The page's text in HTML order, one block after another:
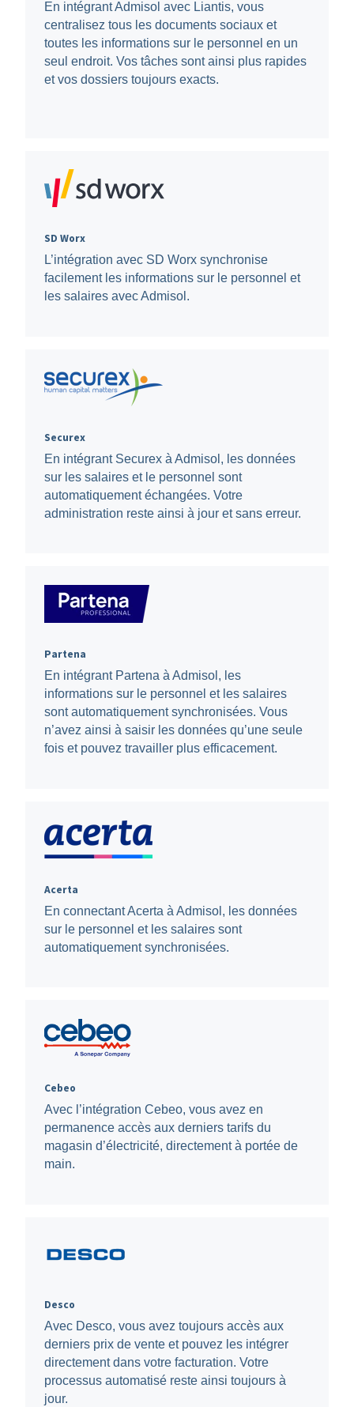
En intégrant Admisol avec Liantis, vous
centralisez tous les documents sociaux et
toutes les informations sur le personnel en un
seul endroit. Vos tâches sont ainsi plus rapides
et vos dossiers toujours exacts.
SD Worx
L’intégration avec SD Worx synchronise
facilement les informations sur le personnel et
les salaires avec Admisol.
Securex
En intégrant Securex à Admisol, les données
sur les salaires et le personnel sont
automatiquement échangées. Votre
administration reste ainsi à jour et sans erreur.
Partena
En intégrant Partena à Admisol, les
informations sur le personnel et les salaires
sont automatiquement synchronisées. Vous
n’avez ainsi à saisir les données qu’une seule
fois et pouvez travailler plus efficacement.
Acerta
En connectant Acerta à Admisol, les données
sur le personnel et les salaires sont
automatiquement synchronisées.
Cebeo
Avec l’intégration Cebeo, vous avez en
permanence accès aux derniers tarifs du
magasin d’électricité, directement à portée de
main.
Desco
Avec Desco, vous avez toujours accès aux
derniers prix de vente et pouvez les intégrer
directement dans votre facturation. Votre
processus automatisé reste ainsi toujours à
jour.